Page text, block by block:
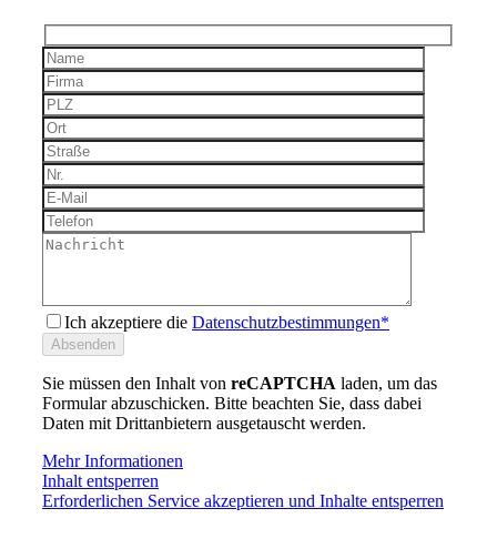
Ich akzeptiere die Datenschutzbestimmungen*
Sie müssen den Inhalt von reCAPTCHA laden, um das
Formular abzuschicken. Bitte beachten Sie, dass dabei
Daten mit Drittanbietern ausgetauscht werden.
Mehr Informationen
Inhalt entsperren
Erforderlichen Service akzeptieren und Inhalte entsperren